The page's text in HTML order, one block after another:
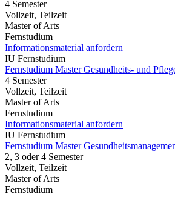
4 Semester
Vollzeit, Teilzeit
Master of Arts
Fernstudium
Informationsmaterial anfordern
IU Fernstudium
Fernstudium Master Gesundheits- und
4 Semester
Vollzeit, Teilzeit
Master of Arts
Fernstudium
Informationsmaterial anfordern
IU Fernstudium
Fernstudium Master
2, 3 oder 4 Semester
Vollzeit, Teilzeit
Master of Arts
Fernstudium